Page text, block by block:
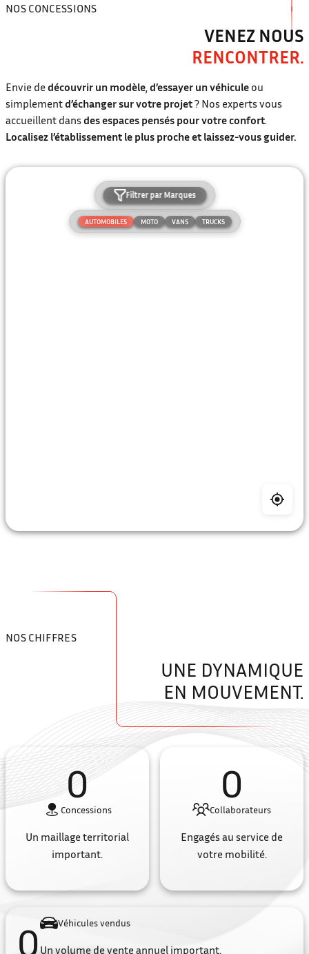
NOS CONCESSIONS
VENEZ NOUS
RENCONTRER.
Envie dedécouvrir un modèle d’essayer un véhicule ou
simplementd’échanger sur votre projet? Nos experts vous
accueillent dansdes espaces pensés pour votre confort.
Localisez l’établissement le plus proche et laissez-vous guider.
Filtrer par Marques
AUTOMOBILES MOTO VANS TRUCKS
NOS CHIFFRES
UNE DYNAMIQUE
EN MOUVEMENT.
0
Concessions
Un maillage territorial
important.
0
Collaborateurs
Engagés au service de
votre mobilité.
0 Véhicules vendus
Un volume de vente annuel important.